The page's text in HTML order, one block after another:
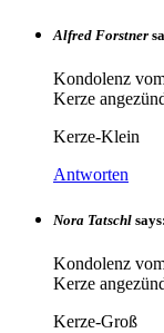
Alfred Forstner
Kondolenz
Kerze
Kerze-Klein
Antworten
Nora Tatschl says:
Kondolenz
Kerze
Kerze-Groß